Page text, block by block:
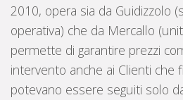
2010, opera sia da Guidizzolo
operativa) che da Mercallo
permette di garantire prezzi
intervento anche ai Clienti
potevano essere seguiti solo